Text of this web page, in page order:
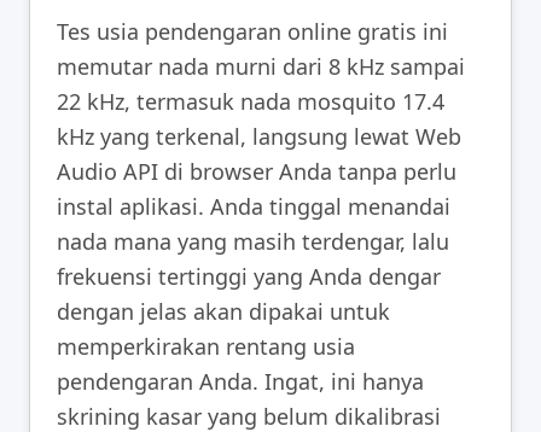
Tes usia pendengaran online gratis ini
memutar nada murni dari 8 kHz sampai
22 kHz, termasuk nada mosquito 17.4
kHz yang terkenal, langsung lewat Web
Audio API di browser Anda tanpa perlu
instal aplikasi. Anda tinggal menandai
nada mana yang masih terdengar, lalu
frekuensi tertinggi yang Anda dengar
dengan jelas akan dipakai untuk
memperkirakan rentang usia
pendengaran Anda. Ingat, ini hanya
skrining kasar yang belum dikalibrasi